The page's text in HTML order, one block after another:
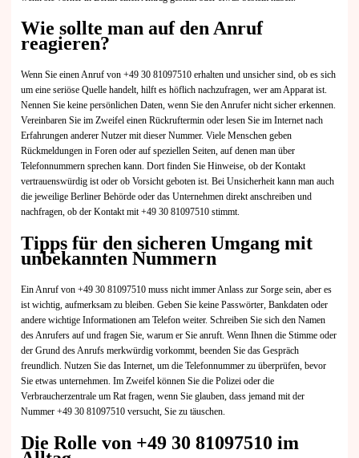
Wie sollte man auf den Anruf
reagieren?
Wenn Sie einen Anruf von +49 30 81097510 erhalten und unsicher sind, ob es sich
um eine seriöse Quelle handelt, hilft es höflich nachzufragen, wer am Apparat ist.
Nennen Sie keine persönlichen Daten, wenn Sie den Anrufer nicht sicher erkennen.
Vereinbaren Sie im Zweifel einen Rückruftermin oder lesen Sie im Internet nach
Erfahrungen anderer Nutzer mit dieser Nummer. Viele Menschen geben
Rückmeldungen in Foren oder auf speziellen Seiten, auf denen man über
Telefonnummern sprechen kann. Dort finden Sie Hinweise, ob der Kontakt
vertrauenswürdig ist oder ob Vorsicht geboten ist. Bei Unsicherheit kann man auch
die jeweilige Berliner Behörde oder das Unternehmen direkt anschreiben und
nachfragen, ob der Kontakt mit +49 30 81097510 stimmt.
Tipps für den sicheren Umgang mit
unbekannten Nummern
Ein Anruf von +49 30 81097510 muss nicht immer Anlass zur Sorge sein, aber es
ist wichtig, aufmerksam zu bleiben. Geben Sie keine Passwörter, Bankdaten oder
andere wichtige Informationen am Telefon weiter. Schreiben Sie sich den Namen
des Anrufers auf und fragen Sie, warum er Sie anruft. Wenn Ihnen die Stimme oder
der Grund des Anrufs merkwürdig vorkommt, beenden Sie das Gespräch
freundlich. Nutzen Sie das Internet, um die Telefonnummer zu überprüfen, bevor
Sie etwas unternehmen. Im Zweifel können Sie die Polizei oder die
Verbraucherzentrale um Rat fragen, wenn Sie glauben, dass jemand mit der
Nummer +49 30 81097510 versucht, Sie zu täuschen.
Die Rolle von +49 30 81097510 im